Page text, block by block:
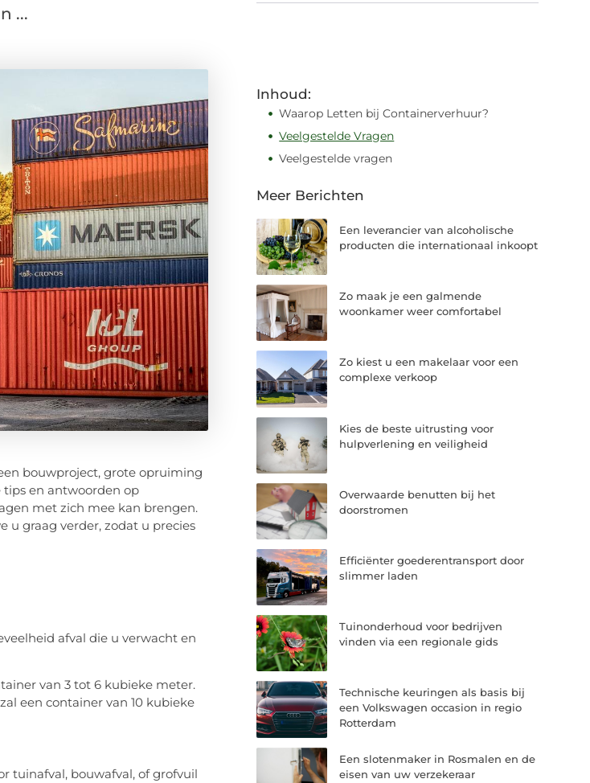
...
bouwproject, grote opruiming
tips en antwoorden op
met zich mee kan brengen.
u graag verder, zodat u precies
afval die u verwacht en
van 3 tot 6 kubieke meter.
een container van 10 kubieke
tuinafval, bouwafval, of grofvuil
Inhoud:
Waarop Letten bij Containerverhuur?
Veelgestelde Vragen
Veelgestelde vragen
Meer Berichten
Een leverancier van alcoholische
producten die internationaal inkoopt
Zo maak je een galmende
woonkamer weer comfortabel
Zo kiest u een makelaar voor een
complexe verkoop
Kies de beste uitrusting voor
hulpverlening en veiligheid
Overwaarde benutten bij het
doorstromen
Efficiënter goederentransport door
slimmer laden
Tuinonderhoud voor bedrijven
vinden via een regionale gids
Technische keuringen als basis bij
een Volkswagen occasion in regio
Rotterdam
Een slotenmaker in Rosmalen en de
eisen van uw verzekeraar